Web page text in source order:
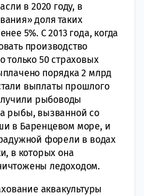
в 2020 году, в
доля таких
5%. С 2013 года, когда
производство
только 50 страховых
порядка 2 млрд
выплаты прошлого
рыбоводы
рыбы, вызванной со
в Баренцевом море, и
форели в водах
в которых она
ледоходом.
аквакультуры